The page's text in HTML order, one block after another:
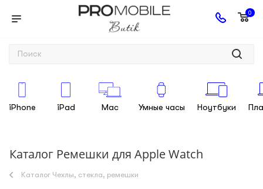
0
iPhone iPad Mac Умные часы Ноутбуки
Каталог Ремешки для Apple Watch
Каталог Чехлы, стекла, ремешки